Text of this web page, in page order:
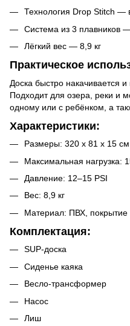
Технология Drop Stitch —
Система из 3 плавников
Лёгкий вес — 8,9 кг
Практическое
Доска быстро накачивается и
Подходит для озера, реки и
одному или с ребёнком, а
Характеристики:
Размеры: 320 x 81 x 15 см
Максимальная нагрузка:
Давление: 12–15 PSI
Вес: 8,9 кг
Материал: ПВХ, покрытие
Комплектация:
SUP-доска
Сиденье каяка
Весло-трансформер
Насос
Лиш